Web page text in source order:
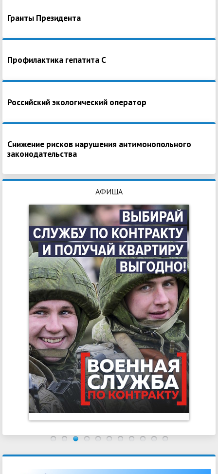
Гранты Президента
Профилактика гепатита С
Российский экологический оператор
Снижение рисков нарушения антимонопольного
законодательства
АФИША